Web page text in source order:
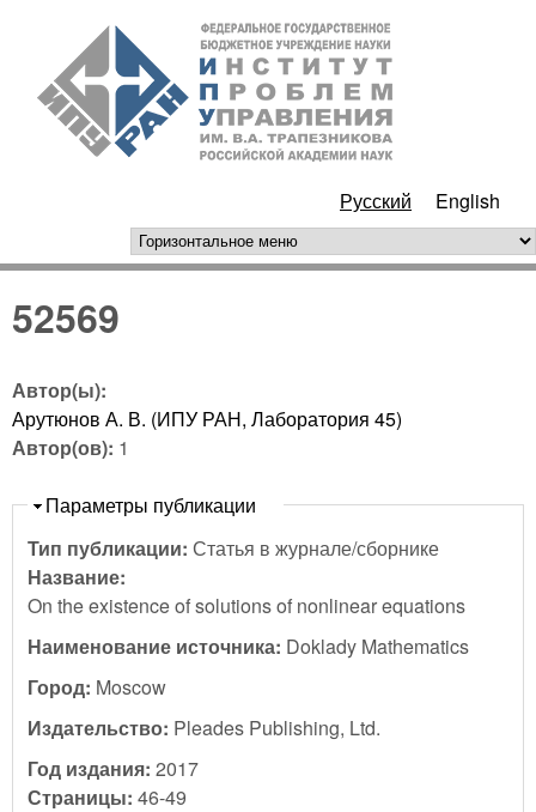
Перейти к основному
содержанию
РАН
Русский English
горизонтальное меню
52569
Автор(ы):
Арутюнов А. В. (ИПУ РАН, Лаборатория 45)
Автор(ов): 1
Скрыть
Параметры публикации
Тип публикации: Статья в журнале/сборнике
Название:
On the existence of solutions of nonlinear equations
Наименование источника: Doklady Mathematics
Город: Moscow
Издательство: Pleades Publishing, Ltd.
Год издания: 2017
Страницы: 46-49